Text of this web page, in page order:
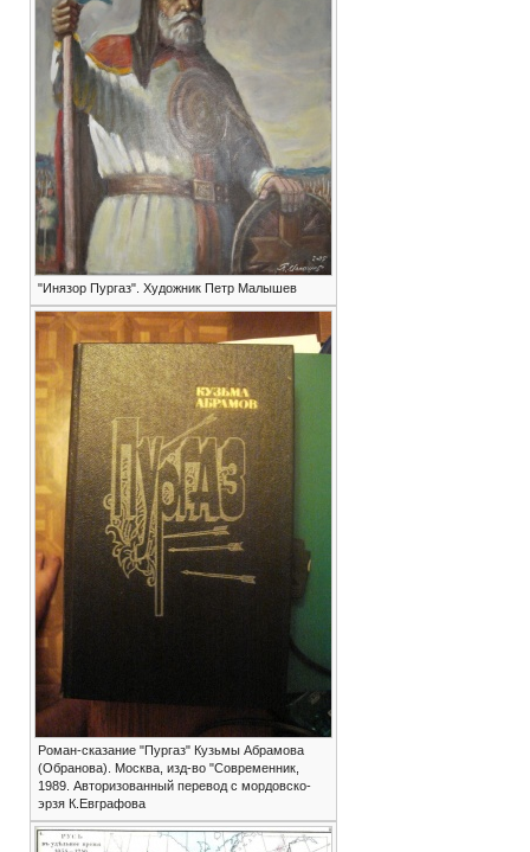
"Инязор Пургаз". Художник Петр Малышев
Роман-сказание "Пургаз" Кузьмы Абрамова
(Обранова). Москва, изд-во "Современник,
1989. Авторизованный перевод с мордовско-
эрзя К.Евграфова